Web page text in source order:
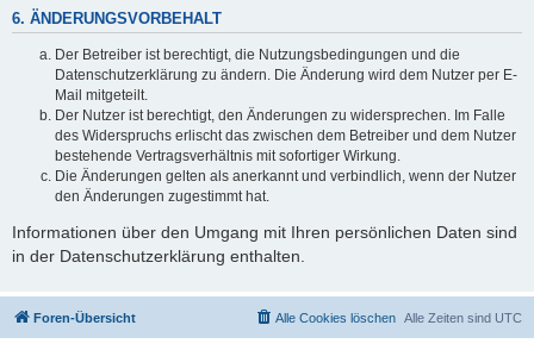
6. ÄNDERUNGSVORBEHALT
Der Betreiber ist berechtigt, die Nutzungsbedingungen und die
Datenschutzerklärung zu ändern. Die Änderung wird dem Nutzer per E-
Mail mitgeteilt.
Der Nutzer ist berechtigt, den Änderungen zu widersprechen. Im Falle
des Widerspruchs erlischt das zwischen dem Betreiber und dem Nutzer
bestehende Vertragsverhältnis mit sofortiger Wirkung.
Die Änderungen gelten als anerkannt und verbindlich, wenn der Nutzer
den Änderungen zugestimmt hat.
Informationen über den Umgang mit Ihren persönlichen Daten sind
in der Datenschutzerklärung enthalten.
Foren-Übersicht Alle Zeiten sind UTC
Alle Cookies löschen